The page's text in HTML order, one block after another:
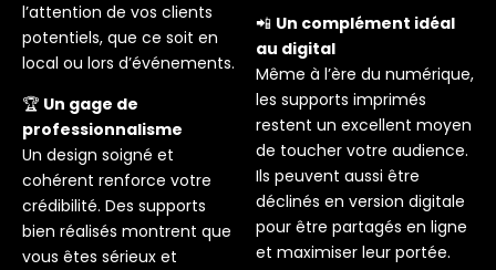
l’attention de vos clients
potentiels, que ce soit en
local ou lors d’événements.
🏆 Un gage de
professionnalisme
Un design soigné et
cohérent renforce votre
crédibilité. Des supports
bien réalisés montrent que
vous êtes sérieux et
📲 Un complément idéal
au digital
Même à l’ère du numérique,
les supports imprimés
restent un excellent moyen
de toucher votre audience.
Ils peuvent aussi être
déclinés en version digitale
pour être partagés en ligne
et maximiser leur portée.